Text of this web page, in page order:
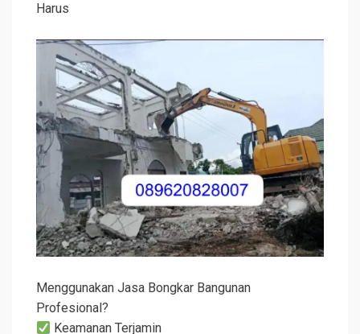
Harus
Menggunakan Jasa Bongkar Bangunan
Profesional?
Keamanan Terjamin